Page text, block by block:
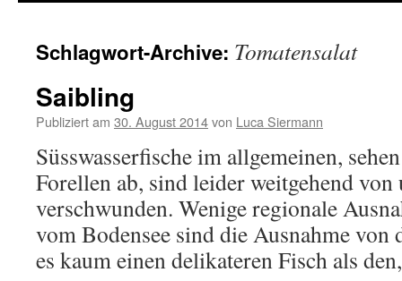
Schlagwort-Archive: Tomatensalat
Saibling
Publiziert am 30. August 2014von Luca Siermann
Süsswasserfische im allgemeinen,
Forellen ab, sind leider weitgehend von
verschwunden. Wenige regionale
vom Bodensee sind die Ausnahme von
es kaum einen delikateren Fisch als